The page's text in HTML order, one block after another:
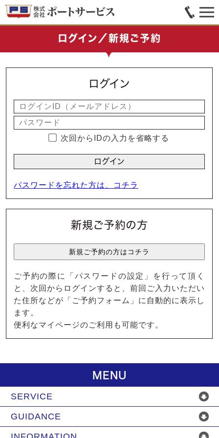
ログイン／新規ご予約
ログイン
次回からIDの入力を省略する
パスワードを忘れた方は、コチラ
新規ご予約の方
ご予約の際に「パスワードの設定」を行って頂く
と、次回からログインすると、前回ご入力いただい
た住所などが「ご予約フォーム」に自動的に表示し
ます。
便利なマイページのご利用も可能です。
MENU
SERVICE
GUIDANCE